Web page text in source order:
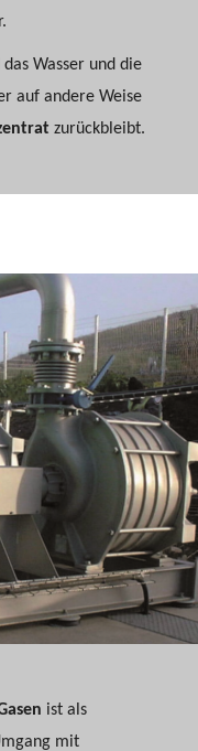
Wasser und die
auf andere Weise
zurückbleibt.
ist als
mit